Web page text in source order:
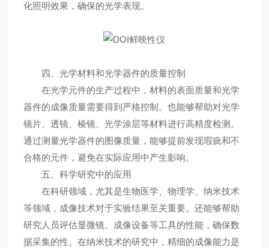
化照明效果，确保的光学表现。
四、光学材料和光学器件的质量控制
在光学元件的生产过程中，材料的表面质量和光学
器件的成像质量需要得到严格控制。也能够帮助对光学
镜片、透镜、棱镜、光学涂层等材料进行高精度检测。
通过测量光学器件的图像质量，能够提前发现瑕疵和不
合格的元件，避免在实际应用中产生影响。
五、科学研究中的应用
在科研领域，尤其是生物医学、物理学、纳米技术
等领域，成像技术对于实验结果至关重要。还能够帮助
研究人员评估显微镜、成像设备等工具的性能，确保数
据采集的性。在纳米技术的研究中，精细的成像能力是